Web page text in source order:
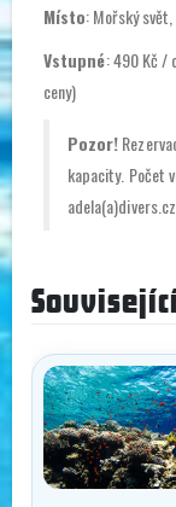
Místo: Mořský
Vstupné: 490 Kč /
ceny)
Pozor!
kapacity. Počet